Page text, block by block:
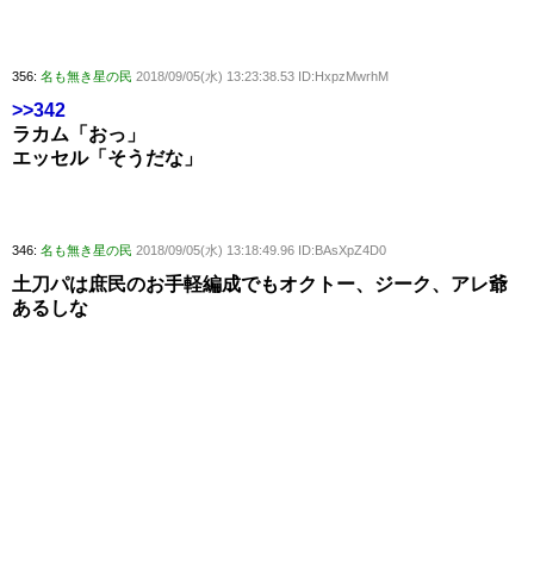
356: 名も無き星の民 2018/09/05(水) 13:23:38.53 ID:HxpzMwrhM
>>342
ラカム「おっ」
エッセル「そうだな」
346: 名も無き星の民 2018/09/05(水) 13:18:49.96 ID:BAsXpZ4D0
土刀パは庶民のお手軽編成でもオクトー、ジーク、アレ爺
あるしな